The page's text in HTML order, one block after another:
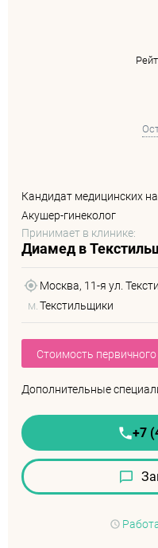
Кандидат медицинских
Акушер-гинеколог
Принимает в клинике:
Диамед в
Москва, 11-я ул.
м. Текстильщики
Стоимость
Дополнительные
+7